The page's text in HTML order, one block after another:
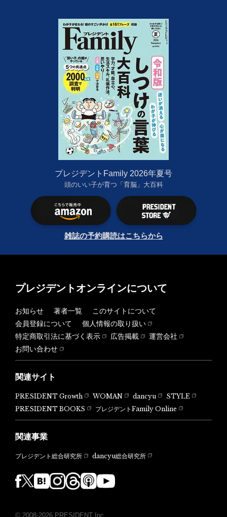
プレジデントFamily 2026年夏号
頭のいい子が育つ「育脳」大百科
雑誌の予約購読はこちらから
プレジデントオンラインについて
お知らせ 著者一覧
このサイトについて
会員登録について
個人情報の取り扱い
特定商取引法に基づく表示
広告掲載
運営会社
お問い合わせ
関連サイト
PRESIDENT Growth WOMAN dancyu
STYLE
PRESIDENT BOOKS
プレジデントFamily Online
関連事業
プレジデント総合研究所 dancyu総合研究所
© 2008-2026 PRESIDENT Inc.